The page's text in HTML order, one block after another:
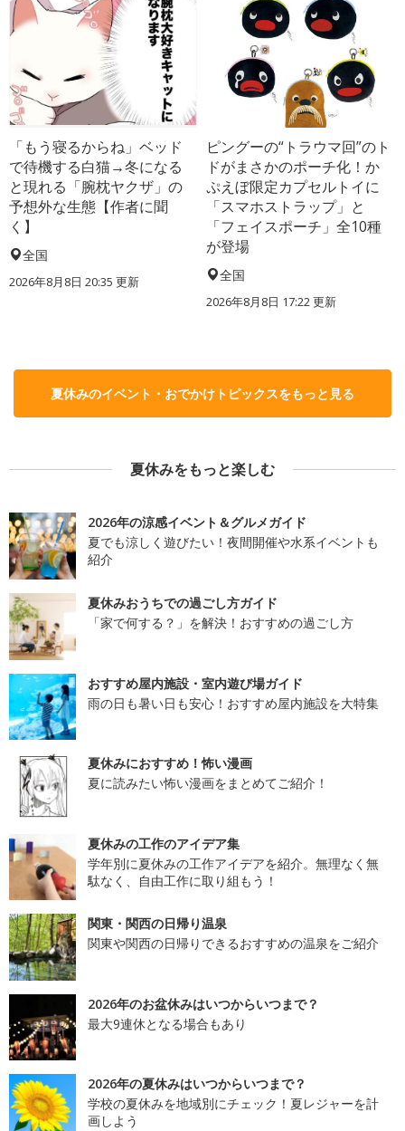
「もう寝るからね」ベッド
で待機する白猫→冬になる
と現れる「腕枕ヤクザ」の
予想外な生態【作者に聞
く】
全国
2026年8月8日 20:35 更新
ピングーの“トラウマ回”のト
ドがまさかのポーチ化！か
ぷえぼ限定カプセルトイに
「スマホストラップ」と
「フェイスポーチ」全10種
が登場
全国
2026年8月8日 17:22更新
夏休みのイベント・おでかけトピックスをもっと見る
夏休みをもっと楽しむ
2026年の涼感イベント＆グルメガイド
夏でも涼しく遊びたい！夜間開催や水系イベントも
紹介
夏休みおうちでの過ごし方ガイド
「家で何する？」を解決！おすすめの過ごし方
おすすめ屋内施設・室内遊び場ガイド
雨の日も暑い日も安心！おすすめ屋内施設を大特集
夏休みにおすすめ！怖い漫画
夏に読みたい怖い漫画をまとめてご紹介！
夏休みの工作のアイデア集
学年別に夏休みの工作アイデアを紹介。無理なく無
駄なく、自由工作に取り組もう！
関東・関西の日帰り温泉
関東や関西の日帰りできるおすすめの温泉をご紹介
2026年のお盆休みはいつからいつまで？
最大9連休となる場合もあり
2026年の夏休みはいつからいつまで？
学校の夏休みを地域別にチェック！夏レジャーを計
画しよう